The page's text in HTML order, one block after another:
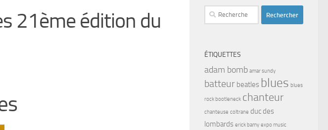
21ème édition du
Rechercher :
ÉTIQUETTES
adam bomb amar sundy
batteur beatles blues blues
rock bootleneck chanteur
chanteuse coltrane duc des
lombards erick bamy expo music